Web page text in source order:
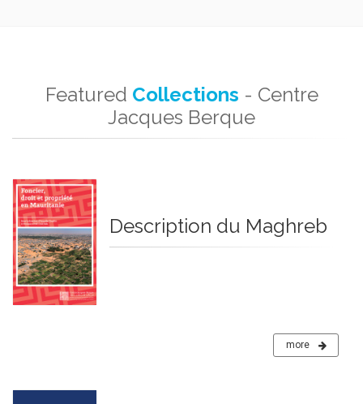
Featured Collections - Centre
Jacques Berque
Description du Maghreb
more